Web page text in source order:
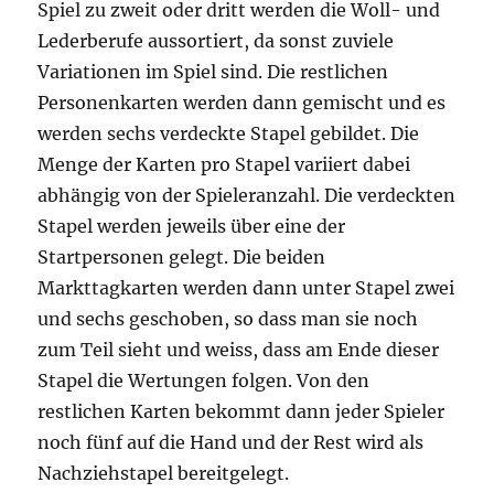
Spiel zu zweit oder dritt werden die Woll- und
Lederberufe aussortiert, da sonst zuviele
Variationen im Spiel sind. Die restlichen
Personenkarten werden dann gemischt und es
werden sechs verdeckte Stapel gebildet. Die
Menge der Karten pro Stapel variiert dabei
abhängig von der Spieleranzahl. Die verdeckten
Stapel werden jeweils über eine der
Startpersonen gelegt. Die beiden
Markttagkarten werden dann unter Stapel zwei
und sechs geschoben, so dass man sie noch
zum Teil sieht und weiss, dass am Ende dieser
Stapel die Wertungen folgen. Von den
restlichen Karten bekommt dann jeder Spieler
noch fünf auf die Hand und der Rest wird als
Nachziehstapel bereitgelegt.